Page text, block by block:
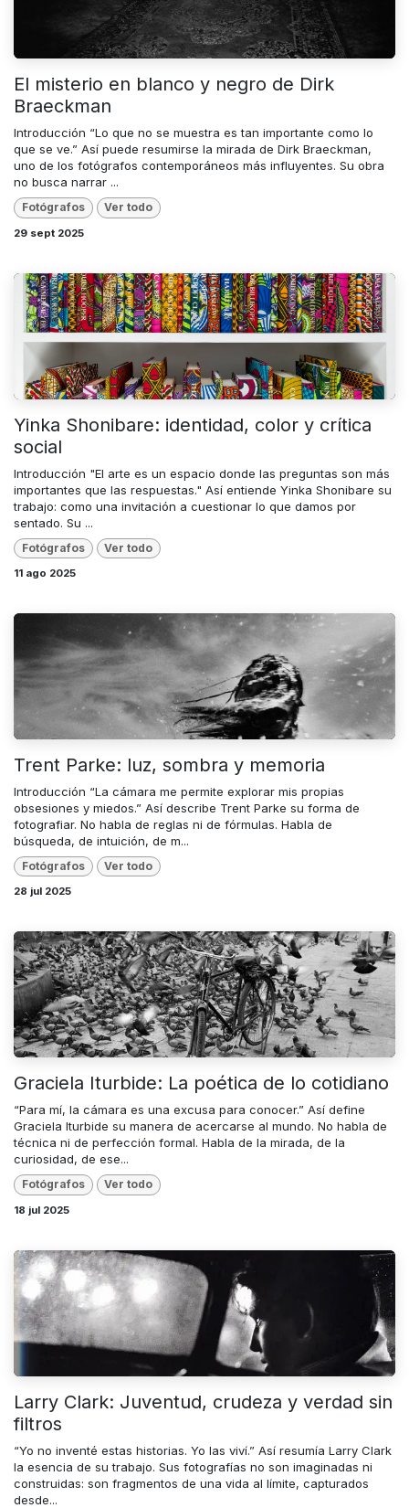
El misterio en blanco y negro de Dirk
Braeckman
Introducción “Lo que no se muestra es tan importante como lo
que se ve.” Así puede resumirse la mirada de Dirk Braeckman,
uno de los fotógrafos contemporáneos más influyentes. Su obra
no busca narrar ...
Fotógrafos Ver todo
29 sept 2025
Yinka Shonibare: identidad, color y crítica
social
Introducción "El arte es un espacio donde las preguntas son más
importantes que las respuestas." Así entiende Yinka Shonibare su
trabajo: como una invitación a cuestionar lo que damos por
sentado. Su ...
Fotógrafos Ver todo
11 ago 2025
​Trent Parke: luz, sombra y memoria
Introducción “La cámara me permite explorar mis propias
obsesiones y miedos.” Así describe Trent Parke su forma de
fotografiar. No habla de reglas ni de fórmulas. Habla de
búsqueda, de intuición, de m...
Fotógrafos Ver todo
28 jul 2025
Graciela Iturbide: La poética de lo cotidiano
“Para mí, la cámara es una excusa para conocer.” Así define
Graciela Iturbide su manera de acercarse al mundo. No habla de
técnica ni de perfección formal. Habla de la mirada, de la
curiosidad, de ese...
Fotógrafos Ver todo
18 jul 2025
Larry Clark: Juventud, crudeza y verdad sin
filtros
“Yo no inventé estas historias. Yo las viví.” Así resumía Larry Clark
la esencia de su trabajo. Sus fotografías no son imaginadas ni
construidas: son fragmentos de una vida al límite, capturados
desde...